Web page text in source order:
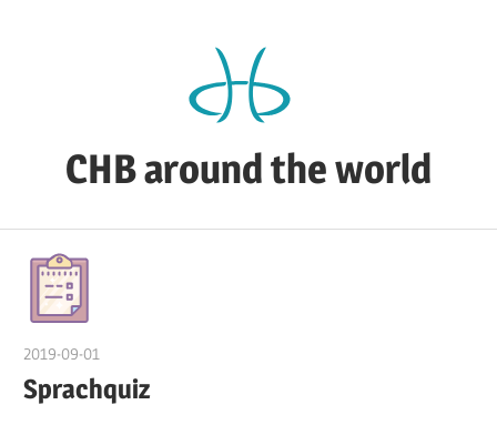
CHB around the world
2019-09-01
Sprachquiz